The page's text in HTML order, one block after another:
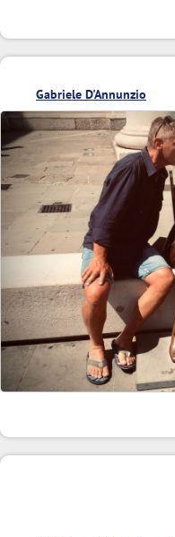
Gabriele D'Annunzio